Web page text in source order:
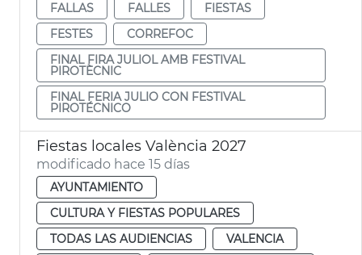
FALLAS
FALLES
FIESTAS
FESTES
CORREFOC
FINAL FIRA JULIOL AMB FESTIVAL
PIROTÈCNIC
FINAL FERIA JULIO CON FESTIVAL
PIROTÉCNICO
Fiestas locales València 2027
modificado hace 15 días
AYUNTAMIENTO
CULTURA Y FIESTAS POPULARES
TODAS LAS AUDIENCIAS
VALENCIA